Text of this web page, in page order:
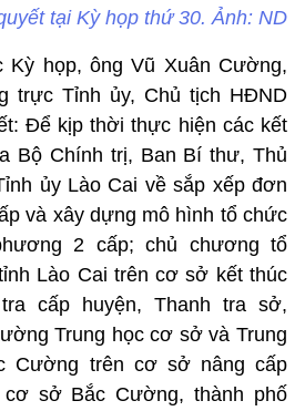
tại Kỳ họp thứ 30. Ảnh: ND
Kỳ họp, ông Vũ Xuân Cường,
trực Tỉnh ủy, Chủ tịch HĐND
Để kịp thời thực hiện các kết
Bộ Chính trị, Ban Bí thư, Thủ
ủy Lào Cai về sắp xếp đơn
và xây dựng mô hình tổ chức
2 cấp; chủ chương tổ
Lào Cai trên cơ sở kết thúc
cấp huyện, Thanh tra sở,
Trung học cơ sở và Trung
Cường trên cơ sở nâng cấp
cơ sở Bắc Cường, thành phố